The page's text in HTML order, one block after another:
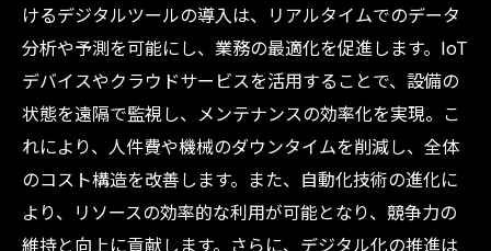
けるデジタルツールの導入は、リアルタイムでのデータ
分析や予測を可能にし、業務の最適化を促進します。IoT
デバイスやクラウドサービスを活用することで、設備の
状態を遠隔で監視し、メンテナンスの効率化を実現。こ
れにより、人件費や機械のダウンタイムを削減し、全体
のコスト構造を改善します。また、自動化技術の進化に
より、リソースの効率的な利用が可能となり、競争力の
維持と向上に貢献します。さらに、デジタル化の推進は